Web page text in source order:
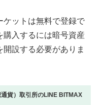
ケットは無料で登録で
購入するには暗号資産
設する必要がありま
貨）取引所のLlNE BITMAX